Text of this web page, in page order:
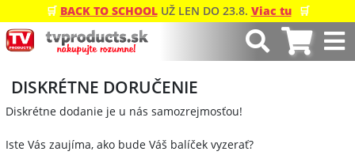
🛒 BACK TO SCHOOL UŽ LEN DO 23.8. Viac tu 🛒
DISKRÉTNE DORUČENIE
Diskrétne dodanie je u nás samozrejmosťou!
Iste Vás zaujíma, ako bude Váš balíček vyzerať?